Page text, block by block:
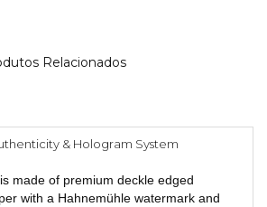
Relacionados
& Hologram System
made of premium deckle edged
with a Hahnemühle watermark and